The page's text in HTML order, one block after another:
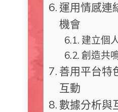
運用情感連
機會
建立個
創造共
善用平台特
互動
數據分析與